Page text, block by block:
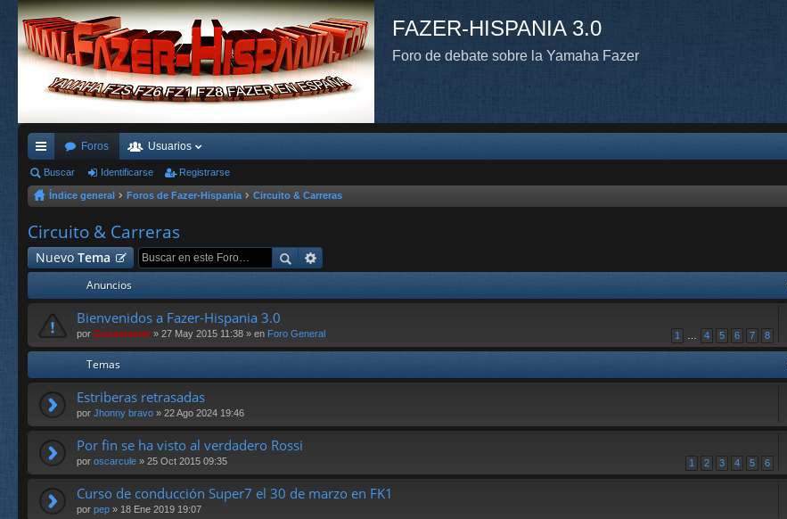
FAZER-HISPANIA 3.0
Foro de debate sobre la Yamaha Fazer
nl
ac
es
rá
Foros Usuarios
Buscar Identificarse Registrarse
Índice general Foros de Fazer-Hispania Circuito & Carreras
Circuito & Carreras
Nuevo Tema
Anuncios
Bienvenidos a Fazer-Hispania 3.0
1 4 5 6 7 8
por Güesmaster » 27 May 2015 11:38 » en Foro General
Temas
Estriberas retrasadas
por Jhonny bravo » 22 Ago 2024 19:46
Por fin se ha visto al verdadero Rossi
1 2 3 4 5 6
por oscarcule » 25 Oct 2015 09:35
Curso de conducción Super7 el 30 de marzo en FK1
por pep » 18 Ene 2019 19:07